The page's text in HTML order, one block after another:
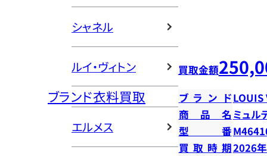
シャネル
ルイ・ヴィトン
ブランド衣料買取
エルメス
買取金額
ブランドLOUIS
商品名 ミュル
型番
買取時期2026